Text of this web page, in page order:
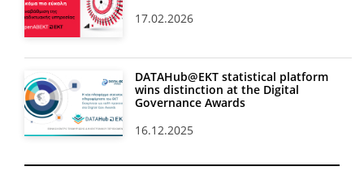
17.02.2026
DATAHub@EKT statistical platform
wins distinction at the Digital
Governance Awards
16.12.2025